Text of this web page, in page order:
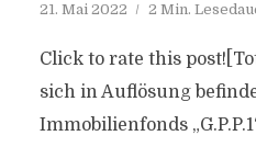
21. Mai 2022 2 Min.
Click to rate this
sich in Auflösung
Immobilienfonds